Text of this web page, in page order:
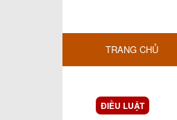
TRANG CHỦ
ĐIỀU LUẬT